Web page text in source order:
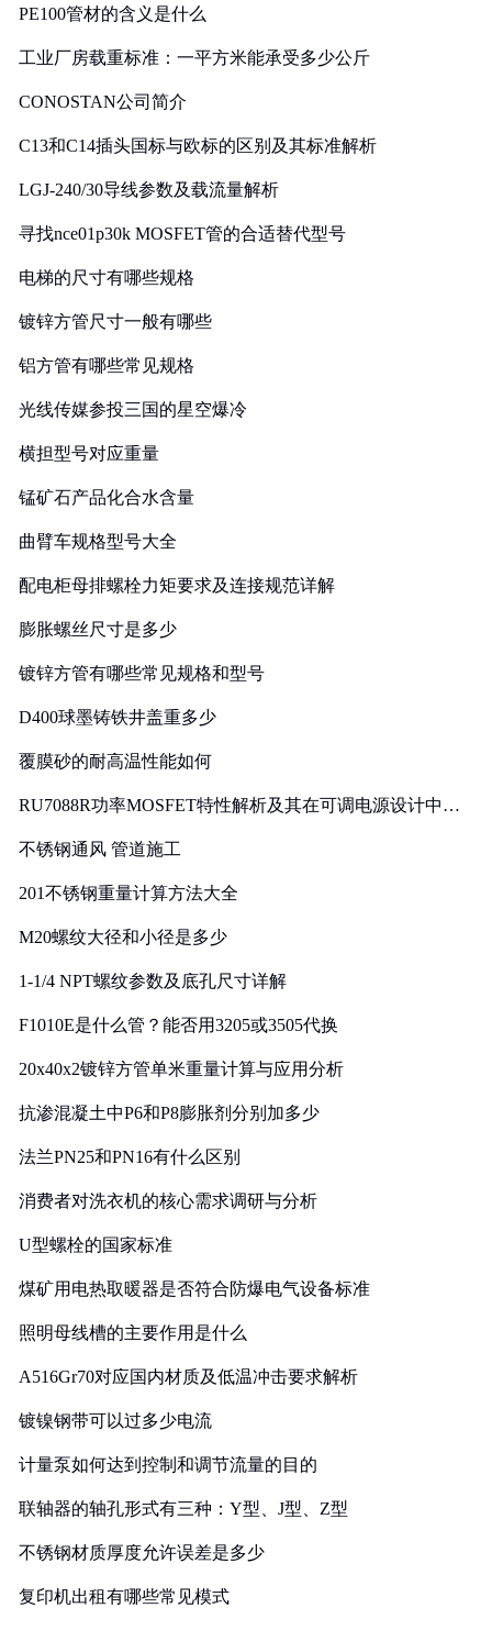
PE100管材的含义是什么
工业厂房载重标准：一平方米能承受多少公斤
CONOSTAN公司简介
C13和C14插头国标与欧标的区别及其标准解析
LGJ-240/30导线参数及载流量解析
寻找nce01p30k MOSFET管的合适替代型号
电梯的尺寸有哪些规格
镀锌方管尺寸一般有哪些
铝方管有哪些常见规格
光线传媒参投三国的星空爆冷
横担型号对应重量
锰矿石产品化合水含量
曲臂车规格型号大全
配电柜母排螺栓力矩要求及连接规范详解
膨胀螺丝尺寸是多少
镀锌方管有哪些常见规格和型号
D400球墨铸铁井盖重多少
覆膜砂的耐高温性能如何
RU7088R功率MOSFET特性解析及其在可调电源设计中的
不锈钢通风 管道施工
201不锈钢重量计算方法大全
M20螺纹大径和小径是多少
1-1/4 NPT螺纹参数及底孔尺寸详解
F1010E是什么管？能否用3205或3505代换
20x40x2镀锌方管单米重量计算与应用分析
抗渗混凝土中P6和P8膨胀剂分别加多少
法兰PN25和PN16有什么区别
消费者对洗衣机的核心需求调研与分析
U型螺栓的国家标准
煤矿用电热取暖器是否符合防爆电气设备标准
照明母线槽的主要作用是什么
A516Gr70对应国内材质及低温冲击要求解析
镀镍钢带可以过多少电流
计量泵如何达到控制和调节流量的目的
联轴器的轴孔形式有三种：Y型、J型、Z型
不锈钢材质厚度允许误差是多少
复印机出租有哪些常见模式